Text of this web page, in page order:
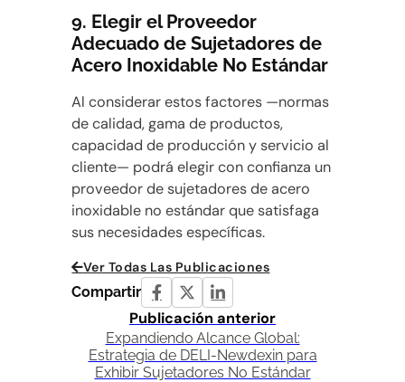
9. Elegir el Proveedor
Adecuado de Sujetadores de
Acero Inoxidable No Estándar
Al considerar estos factores —normas
de calidad, gama de productos,
capacidad de producción y servicio al
cliente— podrá elegir con confianza un
proveedor de sujetadores de acero
inoxidable no estándar que satisfaga
sus necesidades específicas.
Ver Todas Las Publicaciones
Compartir
Publicación anterior
Expandiendo Alcance Global:
Estrategia de DELI-Newdexin para
Exhibir Sujetadores No Estándar